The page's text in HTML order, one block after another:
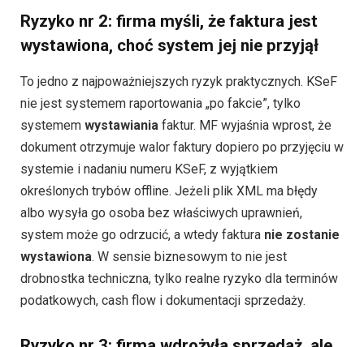
Ryzyko nr 2: firma myśli, że faktura jest
wystawiona, choć system jej nie przyjął
To jedno z najpoważniejszych ryzyk praktycznych. KSeF
nie jest systemem raportowania „po fakcie”, tylko
systemem wystawiania faktur. MF wyjaśnia wprost, że
dokument otrzymuje walor faktury dopiero po przyjęciu w
systemie i nadaniu numeru KSeF, z wyjątkiem
określonych trybów offline. Jeżeli plik XML ma błędy
albo wysyła go osoba bez właściwych uprawnień,
system może go odrzucić, a wtedy faktura nie zostanie
wystawiona. W sensie biznesowym to nie jest
drobnostka techniczna, tylko realne ryzyko dla terminów
podatkowych, cash flow i dokumentacji sprzedaży.